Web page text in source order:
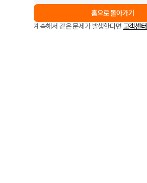
홈으로 돌아가기
계속해서 같은 문제가 발생한다면 고객센터